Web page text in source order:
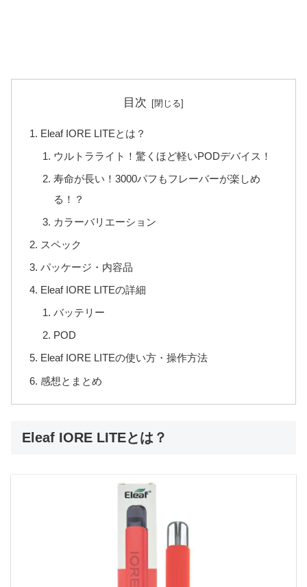
目次
Eleaf IORE LITEとは？
ウルトラライト！驚くほど軽いPODデバイス！
寿命が長い！3000パフもフレーバーが楽しめ
る！？
カラーバリエーション
スペック
パッケージ・内容品
Eleaf IORE LITEの詳細
バッテリー
POD
Eleaf IORE LITEの使い方・操作方法
感想とまとめ
Eleaf IORE LITEとは？